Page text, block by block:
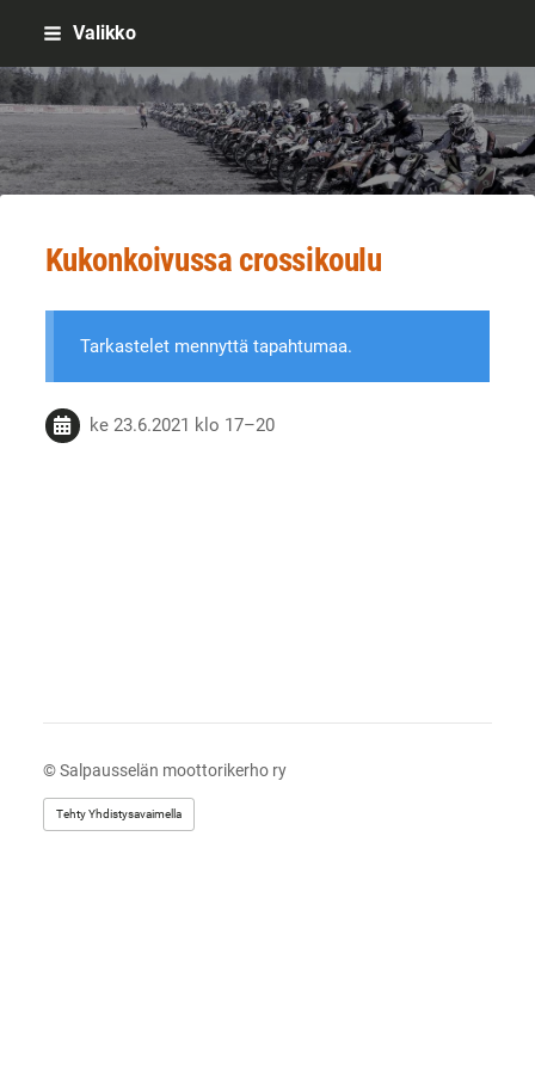
Siirry
sisältöön
Valikko
Sivuston etusivulle
Kukonkoivussa crossikoulu
Tarkastelet mennyttä tapahtumaa.
ke 23.6.2021 klo 17–20
©Salpausselän moottorikerho ry
Tehty Yhdistysavaimella